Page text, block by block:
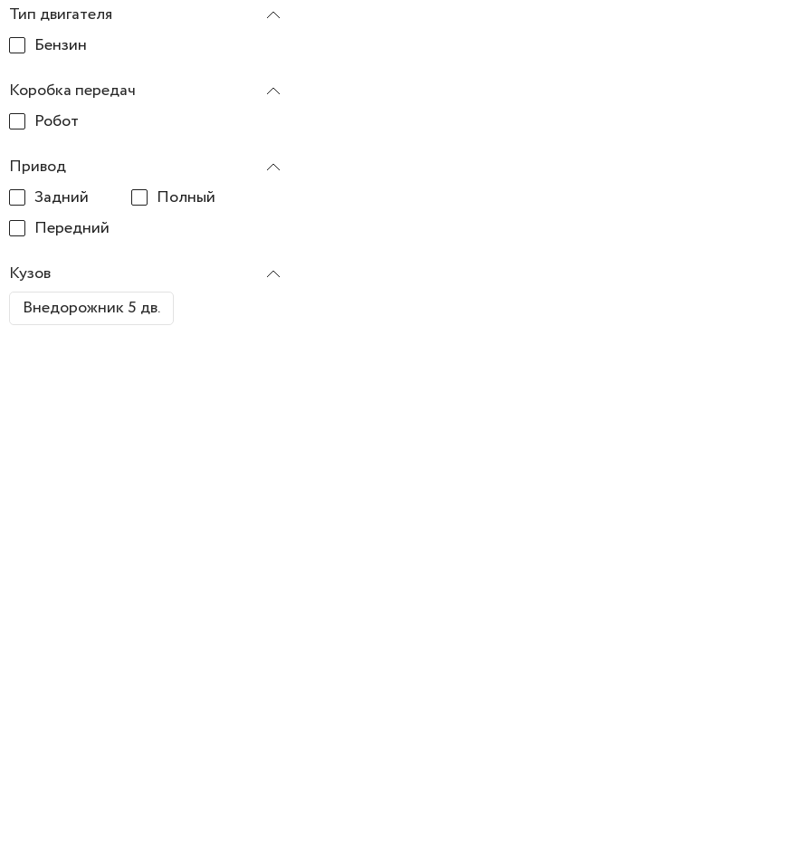
Тип двигателя
Бензин
Коробка передач
Робот
Привод
Задний
Полный
Передний
Кузов
Внедорожник 5 дв.